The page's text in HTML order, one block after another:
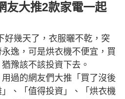
友大推2款家電一起
好幾天了，衣服曬不乾，突
逸，可是烘衣機不便宜，買
豫該不該投資下去。
過的網友們大推「買了沒後
、「值得投資」、「烘衣機